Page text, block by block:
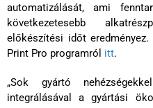
automatizálását, ami
következetesebb
előkészítési időt
Print Pro programról itt.
„Sok gyártó
integrálásával a gyártási